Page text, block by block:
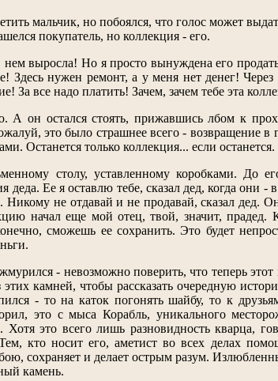
мальчик, но побоялся, что голос может
покупатель, но коллекция - его.
выросла! Но я просто вынуждена его
Здесь нужен ремонт, а у меня нет денег!
За все надо платить! Зачем, зачем тебе эта
он остался стоять, прижавшись лбом к
это было страшнее всего - возвращение в
Останется только коллекция... если
столу, уставленному коробками. До
деда. Ее я оставлю тебе, сказал дед, когда они
не отдавай и не продавай, сказал дед.
начал еще мой отец, твой, значит,
сможешь ее сохранить. Это будет
- невозможно поверить, что теперь этот
камней, чтобы рассказать очередную
- то на каток погонять шайбу, то к
это с мыса Корабль, уникального
Хотя это всего лишь разновидность кварца,
кто носит его, аметист во всех делах
сохраняет и делает острым разум.
камень.